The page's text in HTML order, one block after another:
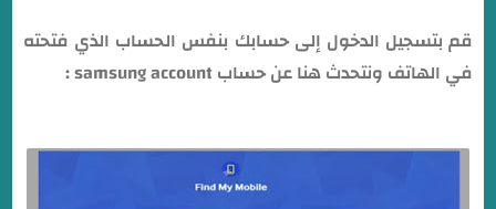
قم بتسجيل الدخول إلى حسابك بنفس الحساب الذي فتحته
في الهاتف ونتحدث هنا عن حساب samsung account :